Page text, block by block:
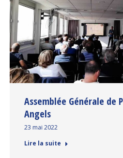
Assemblée Générale de
Angels
23 mai 2022
Lire la suite